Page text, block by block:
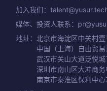
加入我们：
媒体、投资人联系：
地址： 北京市海淀区中关村
中国（上海）自由贸
武汉市关山大道泛悦
深圳市南山区大冲商
南京市秦淮区保利中